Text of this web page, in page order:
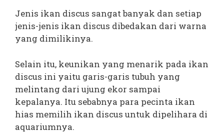
Jenis ikan discus sangat banyak dan setiap
jenis-jenis ikan discus dibedakan dari warna
yang dimilikinya.
Selain itu, keunikan yang menarik pada ikan
discus ini yaitu garis-garis tubuh yang
melintang dari ujung ekor sampai
kepalanya. Itu sebabnya para pecinta ikan
hias memilih ikan discus untuk dipelihara di
aquariumnya.